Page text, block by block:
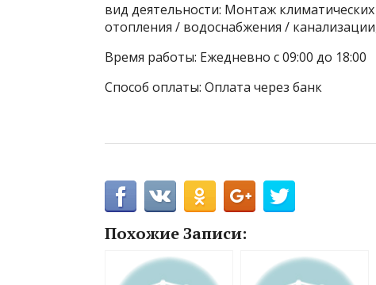
вид деятельности: Монтаж
отопления / водоснабжения /
Время работы: Ежедневно с 09:00 до 18:00
Способ оплаты: Оплата через банк
Похожие Записи: